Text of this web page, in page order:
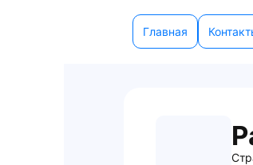
Главная